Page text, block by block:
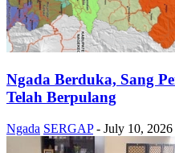
Ngada Berduka, Sang
Telah Berpulang
Ngada SERGAP - July 10, 2026